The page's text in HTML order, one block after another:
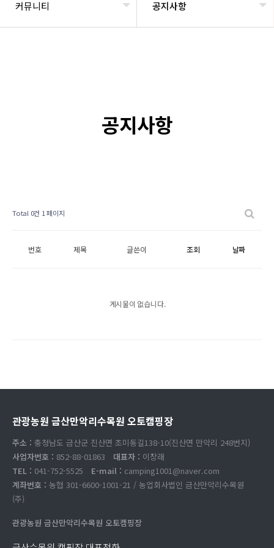
커뮤니티 공지사항
공지사항
Total 0건 1 페이지
번호 제목 글쓴이 조회 날짜
게시물이 없습니다.
관광농원 금산만악리수목원 오토캠핑장
주소 : 충청남도 금산군 진산면 초미동길138-10(진산면 만악리 248번지)
사업자번호 : 852-88-01863 대표자 : 이창래
TEL : 041-752-5525 E-mail : camping1001@naver.com
계좌번호 : 농협 301-6600-1001-21 / 농업회사법인 금산만악리수목원
(주)
관광농원 금산만악리수목원 오토캠핑장